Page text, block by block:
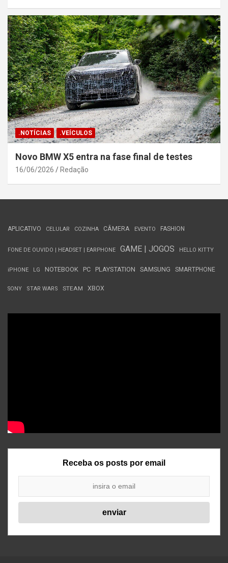
.NOTÍCIAS .VEÍCULOS
Novo BMW X5 entra na fase final de testes
16/06/2026 Redação
APLICATIVO CELULAR COZINHA CÂMERA EVENTO FASHION
FONE DE OUVIDO | HEADSET | EARPHONE GAME | JOGOS HELLO KITTY
iPHONE LG NOTEBOOK PC PLAYSTATION SAMSUNG SMARTPHONE
SONY STAR WARS STEAM XBOX
Receba os posts por email